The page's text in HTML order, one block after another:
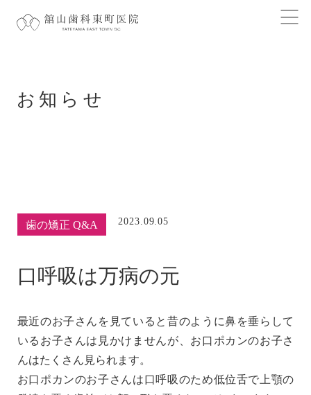
お知らせ
歯の矯正 Q&A 2023.09.05
口呼吸は万病の元
最近のお子さんを見ていると昔のように鼻を垂らして
いるお子さんは見かけませんが、お口ポカンのお子さ
んはたくさん見られます。
お口ポカンのお子さんは口呼吸のため低位舌で上顎の